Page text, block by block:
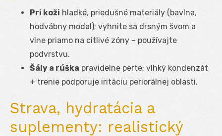
Pri koži hladké, priedušné materiály (bavlna,
hodvábny modal); vyhnite sa drsným švom a
vlne priamo na citlivé zóny – používajte
podvrstvu.
Šály a rúška pravidelne perte; vlhký kondenzát
+ trenie podporuje iritáciu periorálnej oblasti.
Strava, hydratácia a
suplementy: realistický